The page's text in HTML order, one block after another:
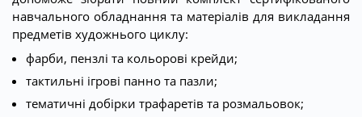
навчального обладнання та матеріалів для викладання
предметів художнього циклу:
фарби, пензлі та кольорові крейди;
тактильні ігрові панно та пазли;
тематичні добірки трафаретів та розмальовок;